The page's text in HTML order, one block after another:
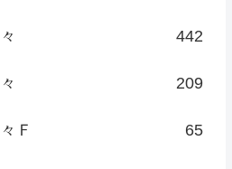
442
209
Ｆ 65